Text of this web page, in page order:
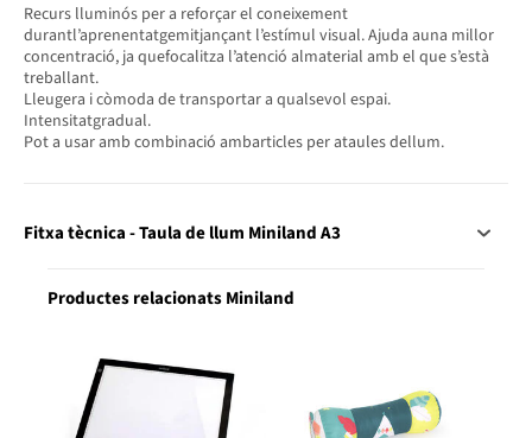
Recurs lluminós per a reforçar el coneixement
durantl’aprenentatgemitjançant l’estímul visual. Ajuda auna millor
concentració, ja quefocalitza l’atenció almaterial amb el que s’està
treballant.
Lleugera i còmoda de transportar a qualsevol espai.
Intensitatgradual.
Pot a usar amb combinació ambarticles per ataules dellum.
Fitxa tècnica - Taula de llum Miniland A3
Productes relacionats Miniland